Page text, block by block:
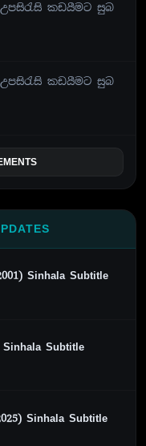
කඩයීමට සුබ
කඩයීමට සුබ
Sinhala Subtitle
Sinhala Subtitle
Sinhala Subtitle